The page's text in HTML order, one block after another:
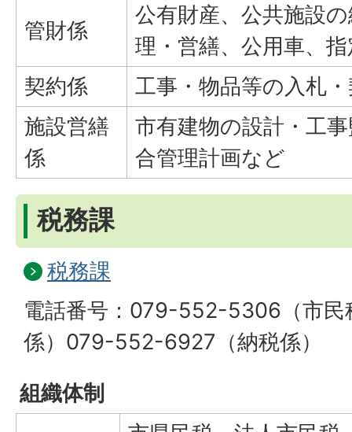
管財係
公有財産、公共施設
理・営繕、公用車、
契約係
工事・物品等の入札
施設営繕
係
市有建物の設計・工
合管理計画など
税務課
税務課
電話番号：079-552-5306（市民
係）079-552-6927（納税係）
組織体制